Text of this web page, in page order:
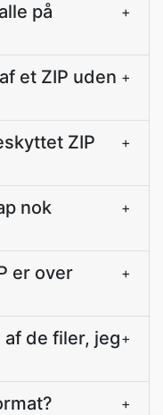
på
+
et ZIP uden +
ZIP
+
nok
+
er over
+
af de filer, jeg+
+